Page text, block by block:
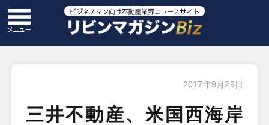
2017年9月29日
三井不動産、米国西海岸